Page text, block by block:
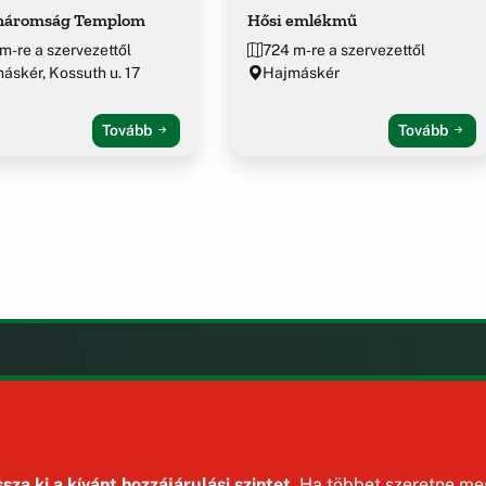
Templom
re a szervezettől
Kossuth u. 17
Tovább
Hősi emlékmű
724 m-re a szervezettől
Hajmáskér
Tovább
KIEGÉSZÍTÉS
Adatvédelem